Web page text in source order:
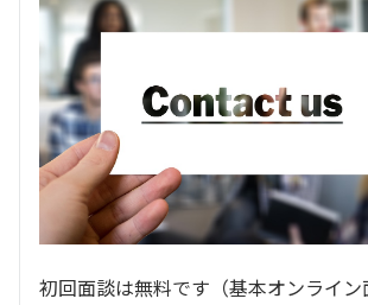
初回面談は無料です（基本オンライン